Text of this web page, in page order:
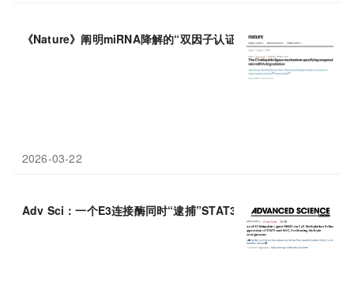
《Nature》阐明miRNA降解的“双因子认证”机制：触发RNA改变
2026-03-22
Adv Sci：一个E3连接酶同时“逮捕”STAT3和MYC，香港中文大